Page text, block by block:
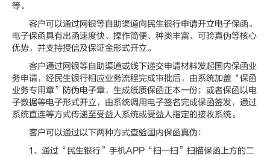
等。
客户可以通过网银等自助渠道向民生银行申请开立电子保函。
电子保函具有出函速度快、操作简便、种类丰富、可验真伪等核心
优势，并支持授信及保证金形式开立。
客户通过网银等自助渠道或线下递交申请材料发起国内保函业
务申请，经民生银行相应业务流程完成审批后，由系统加盖“保函
业务专用章”防伪电子章，生成纸质保函正本一份；或者保函以电
子数据等电子形式开立，由系统调用电子签名完成保函签发，通过
系统直连等方式传递至受益人系统或受益人指定的接收系统。
客户可以通过以下两种方式查验国内保函真伪：
1、通过“民生银行”手机APP“扫一扫”扫描保函上方的二